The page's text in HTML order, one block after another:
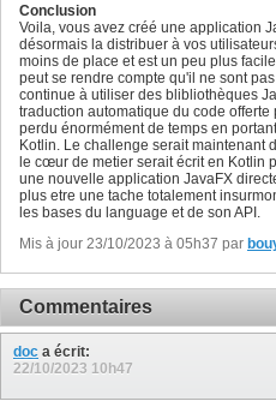
Conclusion
Voila, vous avez créé une application
désormais la distribuer à vos
moins de place et est un peu plus
peut se rendre compte qu'il ne sont
continue à utiliser des blibliothèques
traduction automatique du code
perdu énormément de temps en
Kotlin. Le challenge serait maintenant
le cœur de metier serait écrit en Kotlin
une nouvelle application JavaFX
plus etre une tache totalement
les bases du language et de son API.
Mis à jour 23/10/2023 à 05h37 par
Commentaires
doc a écrit:
22/10/2023 10h47